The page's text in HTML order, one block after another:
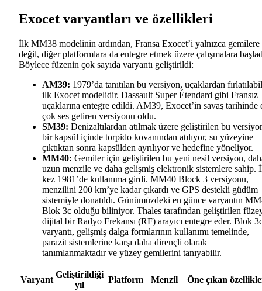
Exocet varyantları ve özellikleri
İlk MM38 modelinin ardından, Fransa Exocet’i yalnızca gemilere
değil, diğer platformlara da entegre etmek üzere çalışmalara
Böylece füzenin çok sayıda varyantı geliştirildi:
AM39: 1979’da tanıtılan bu versiyon, uçaklardan
ilk Exocet modelidir. Dassault Super Étendard gibi Fransız
uçaklarına entegre edildi. AM39, Exocet’in savaş tarihinde
çok ses getiren versiyonu oldu.
SM39: Denizaltılardan atılmak üzere geliştirilen bu
bir kapsül içinde torpido kovanından atılıyor, su yüzeyine
çıktıktan sonra kapsülden ayrılıyor ve hedefine yöneliyor.
MM40: Gemiler için geliştirilen bu yeni nesil versiyon,
uzun menzile ve daha gelişmiş elektronik sistemlere sahip.
kez 1981’de kullanıma girdi. MM40 Block 3 versiyonu,
menzilini 200 km’ye kadar çıkardı ve GPS destekli güdüm
sistemiyle donatıldı. Günümüzdeki en günce varyantın
Blok 3c olduğu biliniyor. Thales tarafından geliştirilen
dijital bir Radyo Frekansı (RF) arayıcı entegre eder. Blok
varyantı, gelişmiş dalga formlarının kullanımı temelinde,
parazit sistemlerine karşı daha dirençli olarak
tanımlanmaktadır ve yüzey gemilerini tanıyabilir.
Varyant
Geliştirildiği
yıl
Platform Menzil Öne çıkan